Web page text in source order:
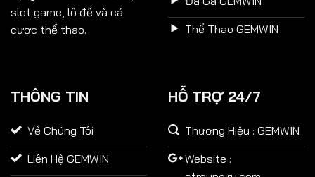
slot game, lô đề và cá
cược thể thao.
Thể Thao GEMWIN
THÔNG TIN
Về Chúng Tôi
Liên Hệ GEMWIN
HỖ TRỢ 24/7
Thương Hiệu : GEMWIN
Website :